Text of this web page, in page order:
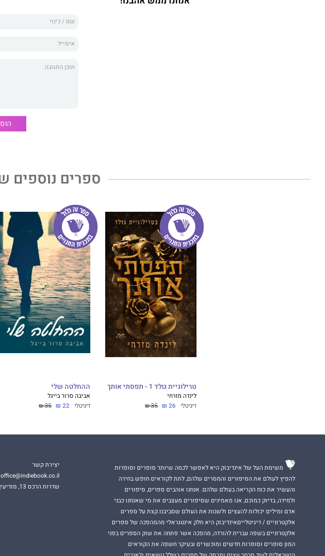
הוא באמת יוכל להפנות כתף קרה לסבל שלה?
תזדקן איתי מאת סופרת רבי המכר פני ריד הוא רומן
להיקרא כספר בודד. הספר היה מועמד לפרס 'הספר
ספרים נוספים
טרילוגיית גולד 1 - תפסתי אותך
לינדה מזרחי
דיגיטלי 26 ₪
35 ₪
ההחלטה שלי
אביבה סרור בייגל
דיגיטלי 22 ₪
35 ₪
משימת העל של אינדיבוק היא לאפשר לכמה שיותר סופרים וסופרות
להפיץ לעולם את הסיפורים והמסרים שלהם, לתת לקוראים חופש בחירה
והעשיר את כוח הקריאה בעולם שלהם. אנחנו אוהבים ספרים, סיפורים
ולמידה, בדיוק כמוכם, אנו מאמינים שסיפורים מעצבים את מי שאנחנו כבני
אדם ומילים יכולות להעצים ולשנות את העולם שסביבנו.קצת על ספרים
אלקטרוניים / דיגיטלייםאינדיבוק היא חלק אינטגראלי מהמהפכה של ספרים
אלקטרוניים בשפה עברית להורדה, מהפכה אשר פתחה את שוק הספרים בפני
המון סופרים וסופרות חדשים ומוכשרים ובעיקר חשפה את הקוראים
יצירת קשר
office@indiebook.co.il
שדרות הרכס 13, מודיעין